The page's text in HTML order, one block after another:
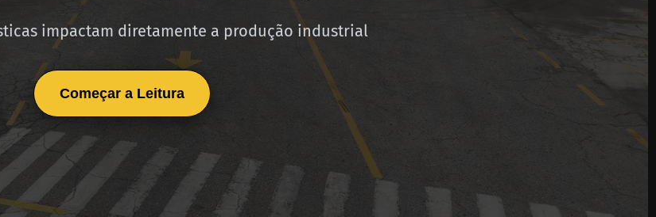
impactam diretamente a produção industrial
Começar a Leitura